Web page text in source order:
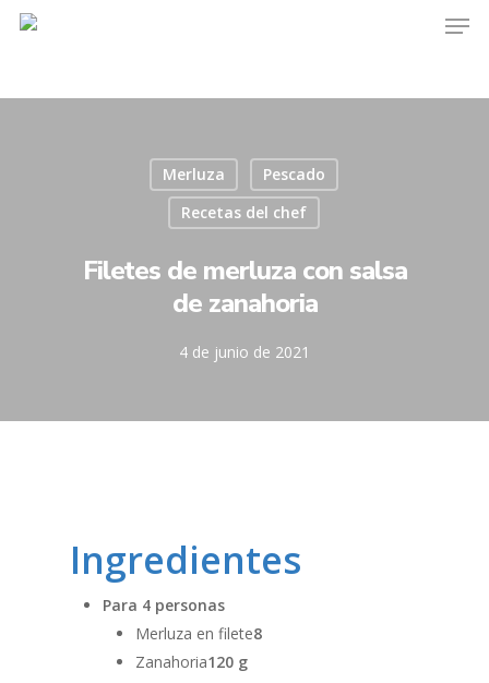
Merluza
Pescado
Recetas del chef
Filetes de merluza con salsa
de zanahoria
4 de junio de 2021
Ingredientes
Para 4 personas
Merluza en filete8
Zanahoria120 g